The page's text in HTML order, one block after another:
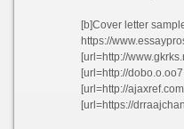
[b]Cover letter
https://
[url=http://www.gkrks.ru/kirpich/importnyj-
[url=http://dobo.o.oo7.jp/cgi-bin/board/
[url=http://ajaxref.com/
[url=https://drraajchandra.com.au/node/52/